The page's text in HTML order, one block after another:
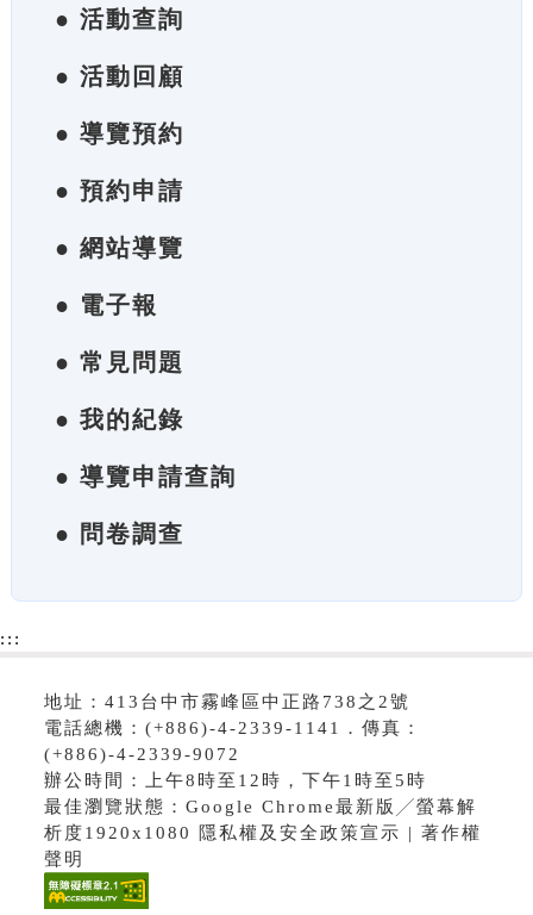
● 活動查詢
● 活動回顧
● 導覽預約
● 預約申請
● 網站導覽
● 電子報
● 常見問題
● 我的紀錄
● 導覽申請查詢
● 問卷調查
:::
地址：413台中市霧峰區中正路738之2號
電話總機：(+886)-4-2339-1141．傳真：
(+886)-4-2339-9072
辦公時間：上午8時至12時，下午1時至5時
最佳瀏覽狀態：Google Chrome最新版╱螢幕解
析度1920x1080 隱私權及安全政策宣示 | 著作權
聲明